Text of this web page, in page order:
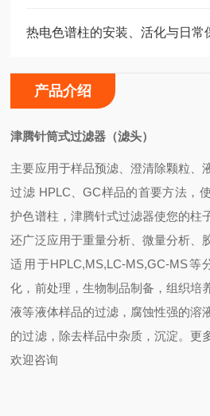
热电色谱柱的安装、活化与日常
产品介绍
津腾针筒式过滤器（滤头）
主要应用于样品预滤、澄清除颗粒、
过滤 HPLC、GC样品的首要方法，
护色谱柱，津腾针式过滤器使您的柱
还广泛应用于重量分析、微量分析、
适用于HPLC,MS,LC-MS,GC-MS
化，前处理，生物制品制备，组织培
液等液体样品的过滤，腐蚀性强的溶
的过滤，除去样品中杂质，沉淀。更
欢迎咨询